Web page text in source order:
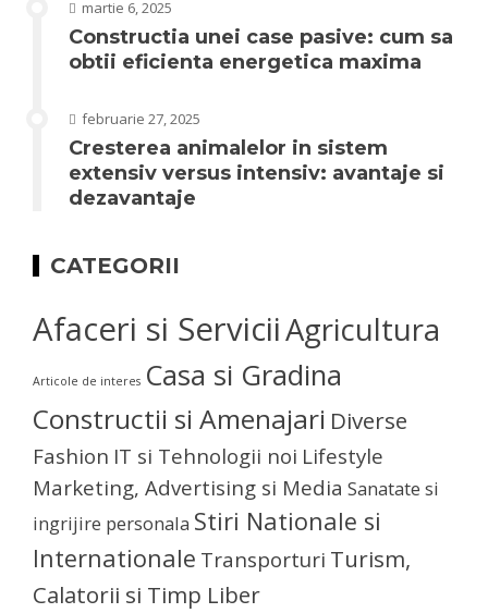
martie 6, 2025
Constructia unei case pasive: cum sa
obtii eficienta energetica maxima
februarie 27, 2025
Cresterea animalelor in sistem
extensiv versus intensiv: avantaje si
dezavantaje
CATEGORII
Afaceri si ServiciiAgricultura
Articole de interes Casa si Gradina
Constructii si Amenajari Diverse
Fashion IT si Tehnologii noi Lifestyle
Marketing, Advertising si Media Sanatate si
ingrijire personala Stiri Nationale si
Internationale Transporturi Turism,
Calatorii si Timp Liber